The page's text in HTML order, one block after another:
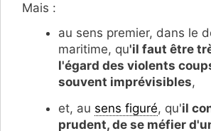
Mais :
au sens premier, dans le
maritime, qu'il faut être
l'égard des violents
souvent imprévisibles,
et, au sens figuré, qu'il
prudent, de se méfier